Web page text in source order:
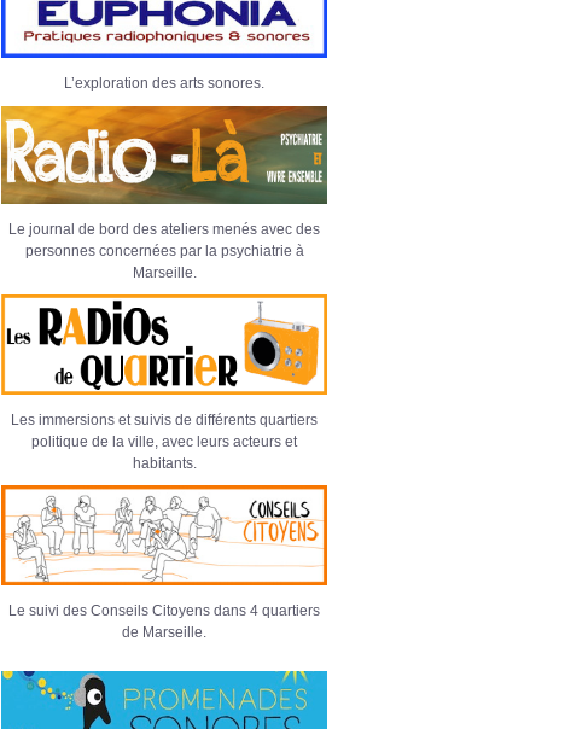
L’exploration des arts sonores.
Le journal de bord des ateliers menés avec des
personnes concernées par la psychiatrie à
Marseille.
Les immersions et suivis de différents quartiers
politique de la ville, avec leurs acteurs et
habitants.
Le suivi des Conseils Citoyens dans 4 quartiers
de Marseille.